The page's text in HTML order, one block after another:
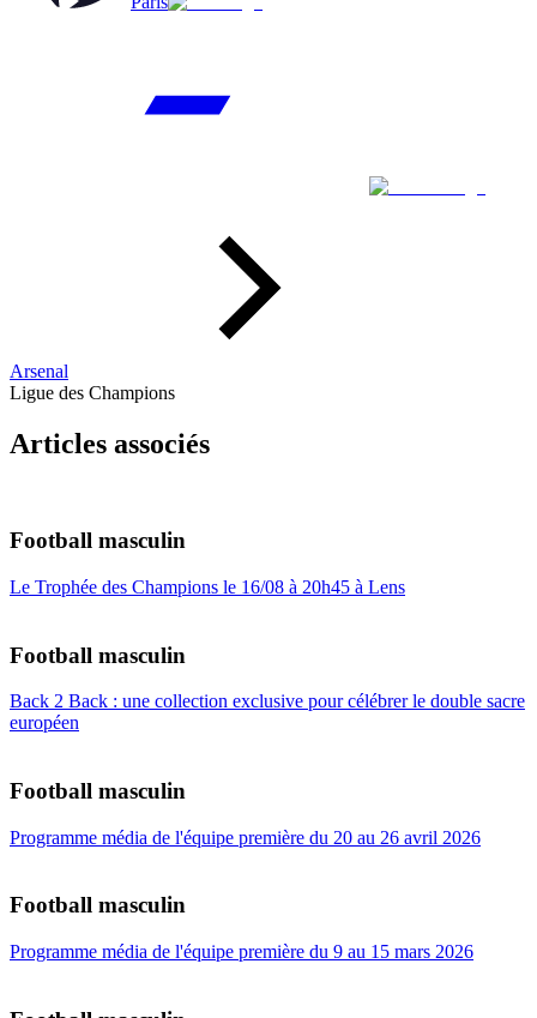
Arsenal
Ligue des Champions
Articles associés
Football masculin
Le Trophée des Champions le 16/08 à 20h45 à Lens
Football masculin
Back 2 Back : une collection exclusive pour célébrer le double sacre
européen
Football masculin
Programme média de l'équipe première du 20 au 26 avril 2026
Football masculin
Programme média de l'équipe première du 9 au 15 mars 2026